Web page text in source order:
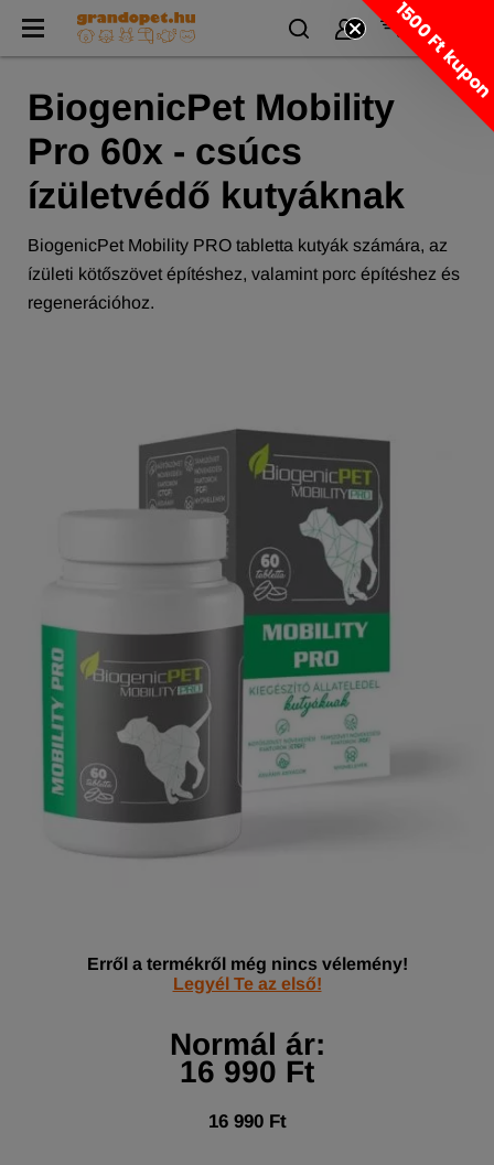
BiogenicPet Mobility
Pro 60x - csúcs
ízületvédő kutyáknak
BiogenicPet Mobility PRO tabletta kutyák számára, az
ízületi kötőszövet építéshez, valamint porc építéshez és
regenerációhoz.
Erről a termékről még nincs vélemény!
Legyél Te az első!
Normál ár:
16 990 Ft
16 990 Ft
1500 Ft